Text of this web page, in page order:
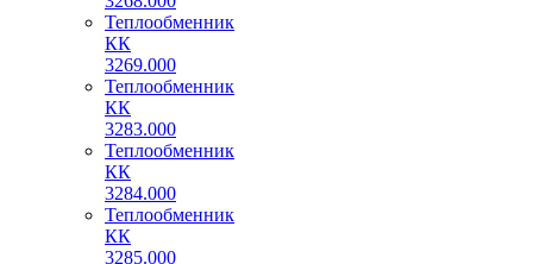
Теплообменник
КК
3269.000
Теплообменник
КК
3283.000
Теплообменник
КК
3284.000
Теплообменник
КК
3285.000